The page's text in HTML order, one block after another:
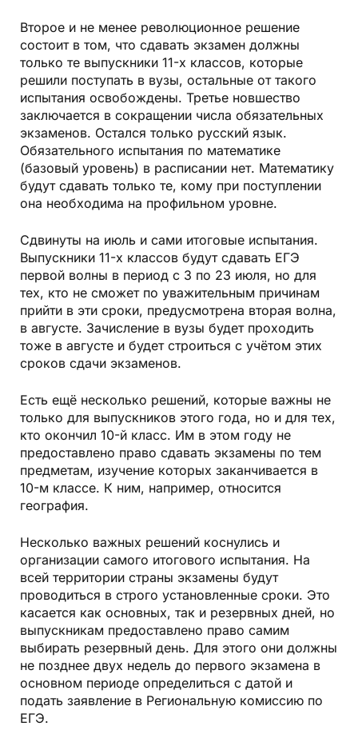
Второе и не менее революционное решение
состоит в том, что сдавать экзамен должны
только те выпускники 11-х классов, которые
решили поступать в вузы, остальные от такого
испытания освобождены. Третье новшество
заключается в сокращении числа обязательных
экзаменов. Остался только русский язык.
Обязательного испытания по математике
(базовый уровень) в расписании нет. Математику
будут сдавать только те, кому при поступлении
она необходима на профильном уровне.
Сдвинуты на июль и сами итоговые испытания.
Выпускники 11-х классов будут сдавать ЕГЭ
первой волны в период с 3 по 23 июля, но для
тех, кто не сможет по уважительным причинам
прийти в эти сроки, предусмотрена вторая волна,
в августе. Зачисление в вузы будет проходить
тоже в августе и будет строиться с учётом этих
сроков сдачи экзаменов.
Есть ещё несколько решений, которые важны не
только для выпускников этого года, но и для тех,
кто окончил 10-й класс. Им в этом году не
предоставлено право сдавать экзамены по тем
предметам, изучение которых заканчивается в
10-м классе. К ним, например, относится
география.
Несколько важных решений коснулись и
организации самого итогового испытания. На
всей территории страны экзамены будут
проводиться в строго установленные сроки. Это
касается как основных, так и резервных дней, но
выпускникам предоставлено право самим
выбирать резервный день. Для этого они должны
не позднее двух недель до первого экзамена в
основном периоде определиться с датой и
подать заявление в Региональную комиссию по
ЕГЭ.